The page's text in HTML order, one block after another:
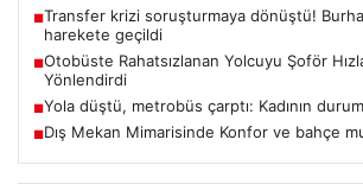
■Transfer krizi soruşturmaya dönüştü!
harekete geçildi
■Otobüste Rahatsızlanan Yolcuyu Şoför
Yönlendirdi
■Yola düştü, metrobüs çarptı: Kadının
■Dış Mekan Mimarisinde Konfor ve bahçe